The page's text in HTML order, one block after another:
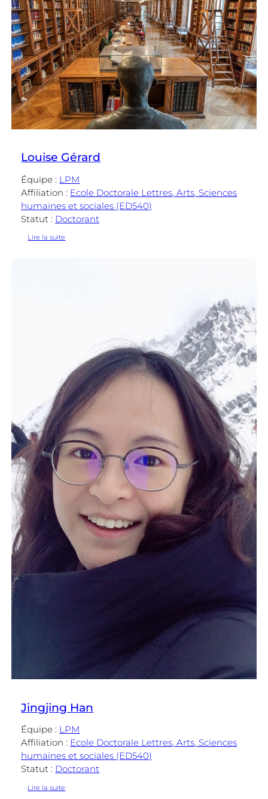
Louise Gérard
Équipe : LPM
Affiliation : Ecole Doctorale Lettres, Arts, Sciences
humaines et sociales (ED540)
Statut : Doctorant
Lire la suite
Jingjing Han
Équipe : LPM
Affiliation : Ecole Doctorale Lettres, Arts, Sciences
humaines et sociales (ED540)
Statut : Doctorant
Lire la suite